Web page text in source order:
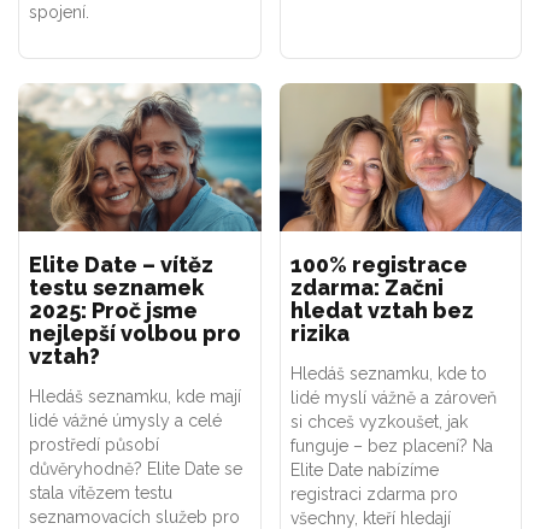
spojení.
Elite Date – vítěz
testu seznamek
2025: Proč jsme
nejlepší volbou pro
vztah?
Hledáš seznamku, kde mají
lidé vážné úmysly a celé
prostředí působí
důvěryhodně? Elite Date se
stala vítězem testu
seznamovacích služeb pro
100% registrace
zdarma: Začni
hledat vztah bez
rizika
Hledáš seznamku, kde to
lidé myslí vážně a zároveň
si chceš vyzkoušet, jak
funguje – bez placení? Na
Elite Date nabízíme
registraci zdarma pro
všechny, kteří hledají